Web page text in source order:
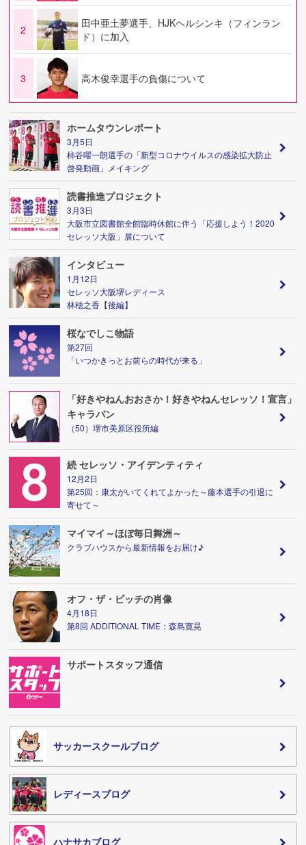
2
田中亜土夢選手、HJKヘルシンキ（フィンラン
ド）に加入
3 高木俊幸選手の負傷について
ホームタウンレポート
3月5日
柿谷曜一朗選手の「新型コロナウイルスの感染拡大防止
啓発動画」メイキング
読書推進プロジェクト
3月3日
大阪市立図書館全館臨時休館に伴う「応援しよう！2020
セレッソ大阪」展について
インタビュー
1月12日
セレッソ大阪堺レディース
林穂之香【後編】
桜なでしこ物語
第27回
「いつかきっとお前らの時代が来る」
「好きやねんおおさか！好きやねんセレッソ！宣言」
キャラバン
（50）堺市美原区役所編
続 セレッソ・アイデンティティ
12月2日
第25回：康太がいてくれてよかった～藤本選手の引退に
寄せて～
マイマイ～ほぼ毎日舞洲～
クラブハウスから最新情報をお届け♪
オフ・ザ・ピッチの肖像
4月18日
第8回 ADDITIONAL TIME：森島寛晃
サポートスタッフ通信
サッカースクールブログ
レディースブログ
ハナサカブログ